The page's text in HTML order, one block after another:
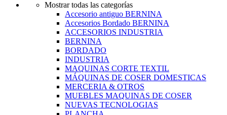
Mostrar todas las categorías
Accesorio antiguo BERNINA
Accesorios Bordado BERNINA
ACCESORIOS INDUSTRIA
BERNINA
BORDADO
INDUSTRIA
MAQUINAS CORTE TEXTIL
MÁQUINAS DE COSER DOMESTICAS
MERCERIA & OTROS
MUEBLES MAQUINAS DE COSER
NUEVAS TECNOLOGIAS